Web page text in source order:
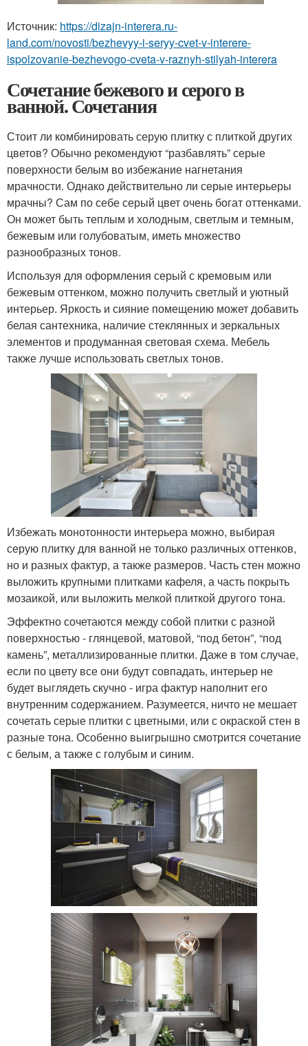
Источник: https://dizajn-interera.ru-
land.com/novosti/bezhevyy-i-seryy-cvet-v-interere-
ispolzovanie-bezhevogo-cveta-v-raznyh-stilyah-interera
Сочетание бежевого и серого в
ванной. Сочетания
Стоит ли комбинировать серую плитку с плиткой других
цветов? Обычно рекомендуют “разбавлять” серые
поверхности белым во избежание нагнетания
мрачности. Однако действительно ли серые интерьеры
мрачны? Сам по себе серый цвет очень богат оттенками.
Он может быть теплым и холодным, светлым и темным,
бежевым или голубоватым, иметь множество
разнообразных тонов.
Используя для оформления серый с кремовым или
бежевым оттенком, можно получить светлый и уютный
интерьер. Яркость и сияние помещению может добавить
белая сантехника, наличие стеклянных и зеркальных
элементов и продуманная световая схема. Мебель
также лучше использовать светлых тонов.
Избежать монотонности интерьера можно, выбирая
серую плитку для ванной не только различных оттенков,
но и разных фактур, а также размеров. Часть стен можно
выложить крупными плитками кафеля, а часть покрыть
мозаикой, или выложить мелкой плиткой другого тона.
Эффектно сочетаются между собой плитки с разной
поверхностью - глянцевой, матовой, “под бетон”, “под
камень”, металлизированные плитки. Даже в том случае,
если по цвету все они будут совпадать, интерьер не
будет выглядеть скучно - игра фактур наполнит его
внутренним содержанием. Разумеется, ничто не мешает
сочетать серые плитки с цветными, или с окраской стен в
разные тона. Особенно выигрышно смотрится сочетание
с белым, а также с голубым и синим.